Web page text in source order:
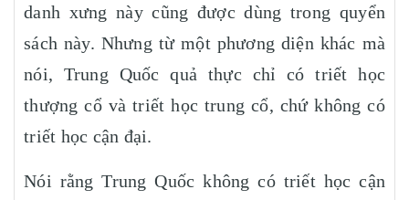
danh xưng này cũng được dùng trong quyển
sách này. Nhưng từ một phương diện khác mà
nói, Trung Quốc quả thực chỉ có triết học
thượng cổ và triết học trung cổ, chứ không có
triết học cận đại.
Nói rằng Trung Quốc không có triết học cận